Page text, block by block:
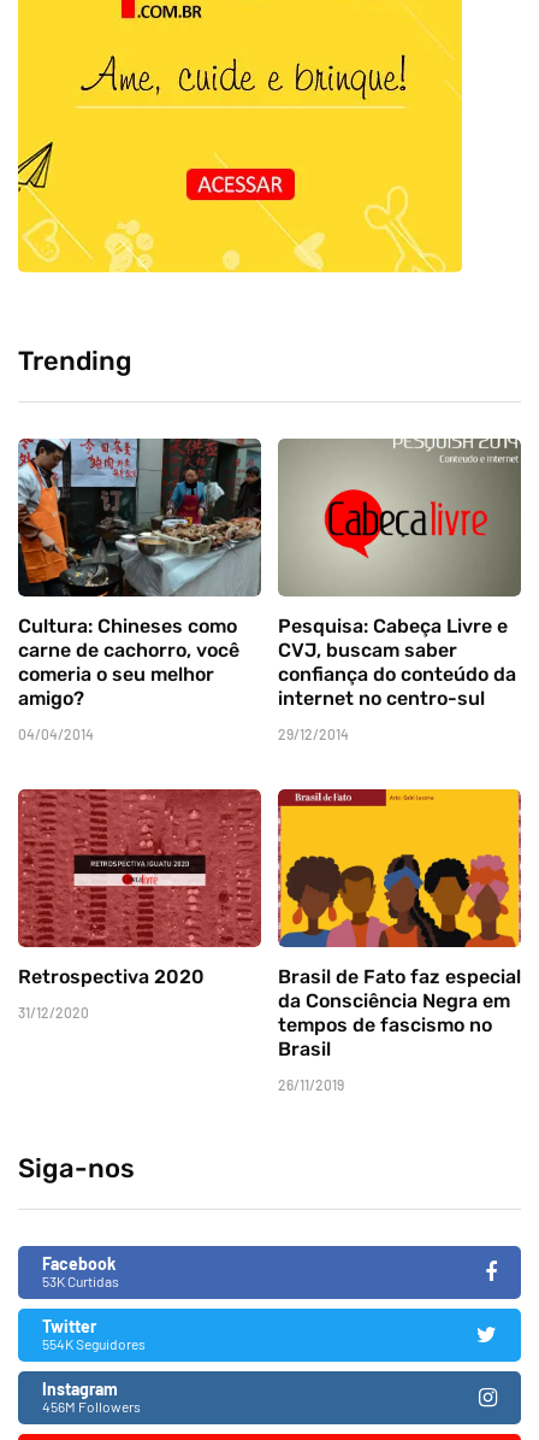
Trending
Cultura: Chineses como
carne de cachorro, você
comeria o seu melhor
amigo?
04/04/2014
Pesquisa: Cabeça Livre e
CVJ, buscam saber
confiança do conteúdo da
internet no centro-sul
29/12/2014
Retrospectiva 2020
31/12/2020
Brasil de Fato faz especial
da Consciência Negra em
tempos de fascismo no
Brasil
26/11/2019
Siga-nos
Facebook
53K Curtidas
Twitter
554K Seguidores
Instagram
456M Followers